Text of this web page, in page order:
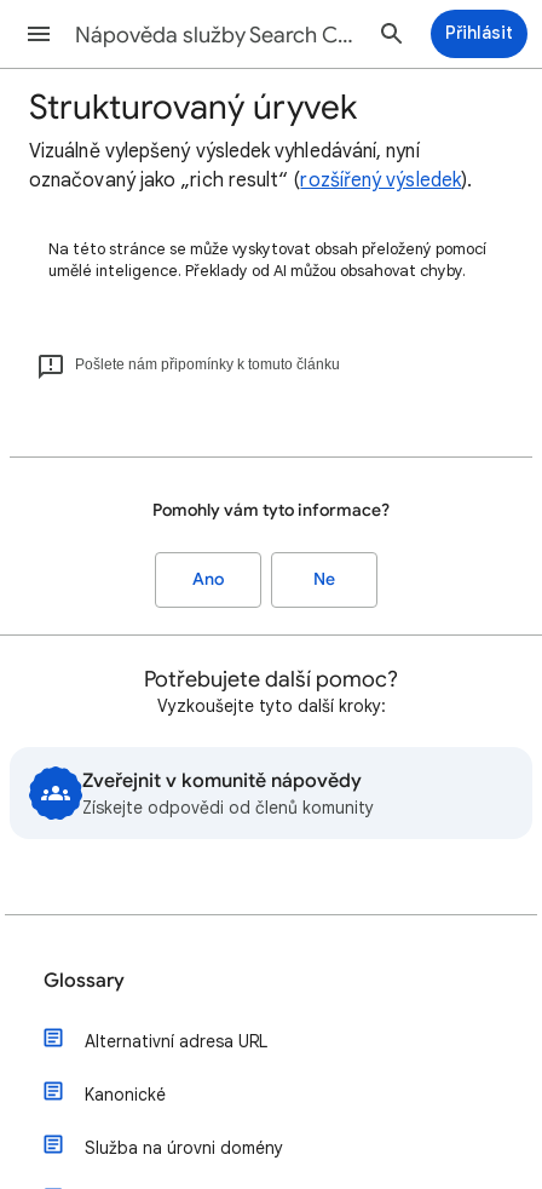
Nápověda služby Search Console Přihlásit
Strukturovaný úryvek
Vizuálně vylepšený výsledek vyhledávání, nyní
označovaný jako „rich result“ (rozšířený výsledek).
Na této stránce se může vyskytovat obsah přeložený pomocí
umělé inteligence. Překlady od AI můžou obsahovat chyby.
Pošlete nám připomínky k tomuto článku
Pomohly vám tyto informace?
Ano Ne
Potřebujete další pomoc?
Vyzkoušejte tyto další kroky:
Zveřejnit v komunitě nápovědy
Získejte odpovědi od členů komunity
Glossary
Alternativní adresa URL
Kanonické
Služba na úrovni domény